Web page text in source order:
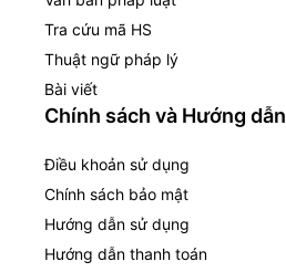
Tra cứu mã HS
Thuật ngữ pháp lý
Bài viết
Chính sách và Hướng dẫn
Điều khoản sử dụng
Chính sách bảo mật
Hướng dẫn sử dụng
Hướng dẫn thanh toán